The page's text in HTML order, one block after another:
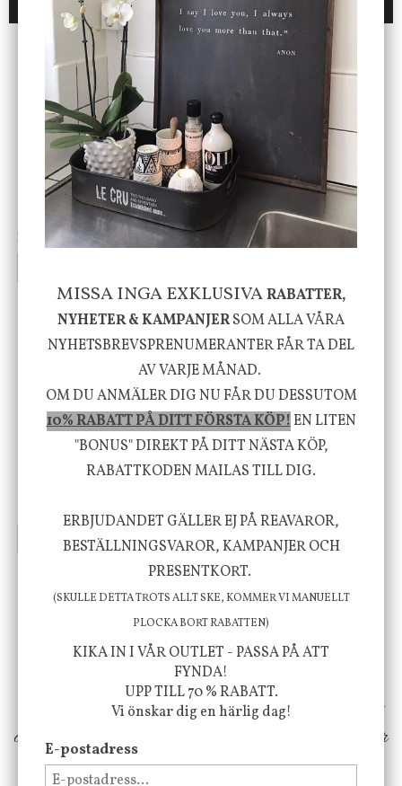
DU KANSKE OCKSÅ ÄR INTRESSERAD AV
ENDAST 1 ST KVAR I LAGER
DBKD
Cloudy kruka mini, vit
199 kr
Star Trading
Bordslampa Mushroom
vit, Utomhus
499 kr
House Doctor
Skål, Hands marmor
635 kr
-20%
KÖP
Nicolas Vahé
Serveringsfat, Ostron,
415 kr
INFO KÖP
Vi vill förmedla känsla, upplevelse och
välbefinnande för dig och ditt hem! Med
inspiration från naturen och dess färgpalett
erbjuder vi omsorgsfullt utvalda produkter som
ökar trivsel i ditt hem och ger det lilla extra för
att öka ditt välmående!
MISSA INGA EXKLUSIVARABATTER,
NYHETER & KAMPANJERSOM ALLA VÅRA
NYHETSBREVSPRENUMERANTER FÅR TA DEL
AV VARJE MÅNAD.
OM DU ANMÄLER DIG NU FÅR DU DESSUTOM
10% RABATT PÅ DITT FÖRSTA KÖP!EN LITEN
"BONUS" DIREKT PÅ DITT NÄSTA KÖP,
RABATTKODEN MAILAS TILL DIG.
ERBJUDANDET GÄLLER EJ PÅ REAVAROR,
BESTÄLLNINGSVAROR, KAMPANJER OCH
PRESENTKORT.
(SKULLE DETTA TROTS ALLT SKE, KOMMER VI MANUELLT
PLOCKA BORT RABATTEN)
KIKA IN I VÅR OUTLET - PASSA PÅ ATT
FYNDA!
UPP TILL 70 % RABATT.
Vi önskar dig en härlig dag!
E-postadress